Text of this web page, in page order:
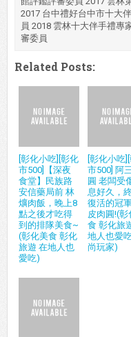
2017 台中禮好台中市十大
員 2018 雲林十大伴手禮專
審委員
Related Posts:
[彰化小吃][彰化
市500]【深夜
食堂】民族路
安信藥局前 林
爌肉飯，晚上8
點之後才吃得
到的排隊美食~
(彰化美食 彰化
旅遊 在地人也
愛吃)
[彰化小吃
市500] 阿
圓 老闆受
息好久，
復活的冠
皮肉圓!(彰
食 彰化旅
地人也愛
尚玩家)